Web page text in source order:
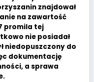
znajdował
na zawartość
promila tej
nie posiadał
niedopuszczony do
dokumentację
a sprawa